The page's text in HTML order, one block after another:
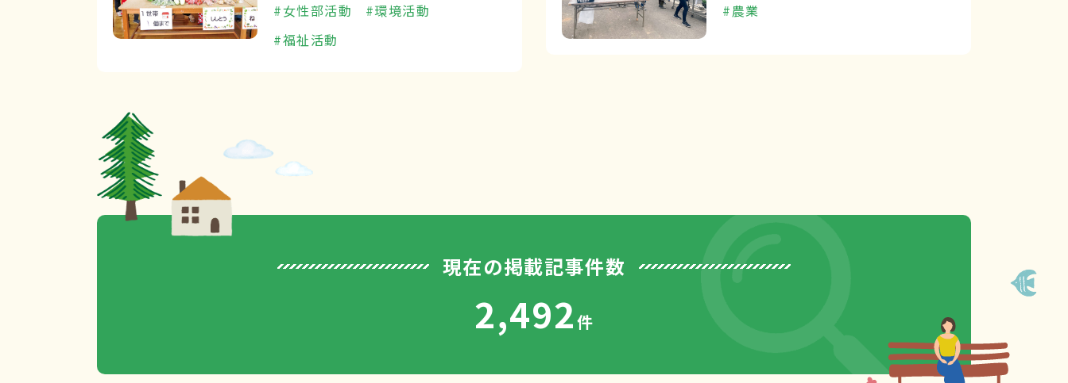
#女性部活動
#環境活動
#福祉活動
#農業
現在の掲載記事件数
2,492件